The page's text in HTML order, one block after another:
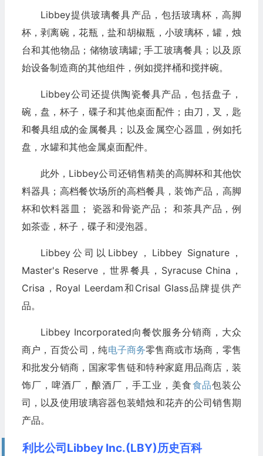
Libbey提供玻璃餐具产品，包括玻璃杯，高脚
杯，剥离碗，花瓶，盐和胡椒瓶，小玻璃杯，罐，烛
台和其他物品；储物玻璃罐; 手工玻璃餐具；以及原
始设备制造商的其他组件，例如搅拌桶和搅拌碗。
Libbey公司还提供陶瓷餐具产品，包括盘子，
碗，盘，杯子，碟子和其他桌面配件；由刀，叉，匙
和餐具组成的金属餐具；以及金属空心器皿，例如托
盘，水罐和其他金属桌面配件。
此外，Libbey公司还销售精美的高脚杯和其他饮
料器具；高档餐饮场所的高档餐具，装饰产品，高脚
杯和饮料器皿； 瓷器和骨瓷产品； 和茶具产品，例
如茶壶，杯子，碟子和浸泡器。
Libbey公司以Libbey，Libbey Signature，
Master's Reserve，世界餐具，Syracuse China，
Crisa，Royal Leerdam和Crisal Glass品牌提供产
品。
Libbey Incorporated向餐饮服务分销商，大众
商户，百货公司，纯电子商务零售商或市场商，零售
和批发分销商，国家零售链和特种家庭用品商店，装
饰厂，啤酒厂，酿酒厂，手工业，美食食品包装公
司，以及使用玻璃容器包装蜡烛和花卉的公司销售期
产品。
利比公司Libbey Inc.(LBY)历史百科